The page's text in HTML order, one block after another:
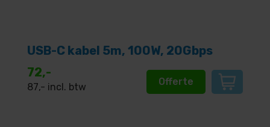
USB-C kabel 5m, 100W, 20Gbps
72,-
87,- incl. btw Offerte